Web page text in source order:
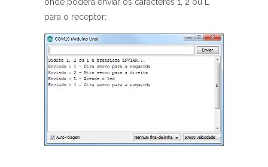
para o receptor: